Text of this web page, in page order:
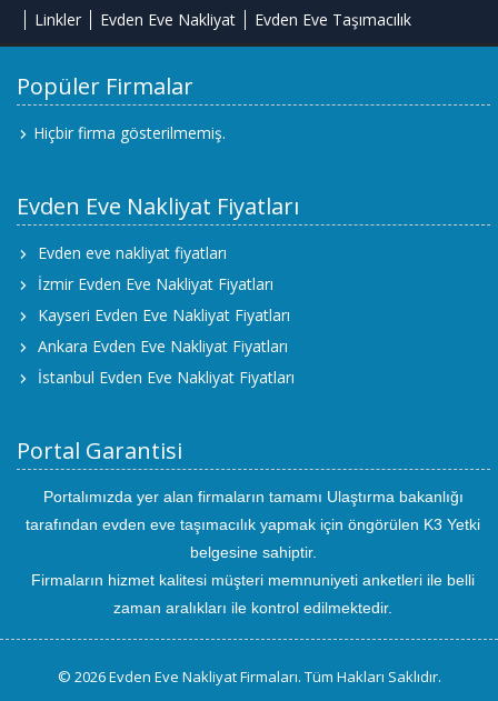
Linkler Evden Eve Nakliyat Evden Eve Taşımacılık
Popüler Firmalar
Hiçbir firma gösterilmemiş.
Evden Eve Nakliyat Fiyatları
Evden eve nakliyat fiyatları
İzmir Evden Eve Nakliyat Fiyatları
Kayseri Evden Eve Nakliyat Fiyatları
Ankara Evden Eve Nakliyat Fiyatları
İstanbul Evden Eve Nakliyat Fiyatları
Portal Garantisi
Portalımızda yer alan firmaların tamamı Ulaştırma bakanlığı
tarafından evden eve taşımacılık yapmak için öngörülen K3 Yetki
belgesine sahiptir.
Firmaların hizmet kalitesi müşteri memnuniyeti anketleri ile belli
zaman aralıkları ile kontrol edilmektedir.
© 2026 Evden Eve Nakliyat Firmaları. Tüm Hakları Saklıdır.